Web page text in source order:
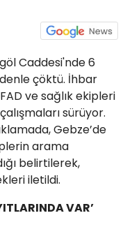
Caddesi'nde 6
çöktü. İhbar
ve sağlık ekipleri
sürüyor.
Gebze’de
arama
belirtilerek,
iletildi.
VAR’